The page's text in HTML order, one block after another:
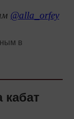
@alla_orfey
в
кабат